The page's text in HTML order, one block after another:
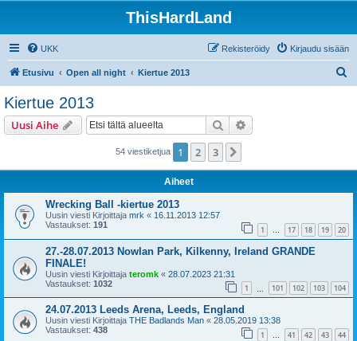
ThisHardLand
UKK Kirjaudu sisään
Rekisteröidy
Etusivu Open all night Kiertue 2013
Kiertue 2013
Uusi Aihe Etsi
54 viestiketjua 1 2 3
Aiheet
Wrecking Ball -kiertue 2013
Uusin viesti Kirjoittaja mrk « 16.11.2013 12:57
Vastaukset: 191 1 … 17 18 19 20
27.-28.07.2013 Nowlan Park, Kilkenny, Ireland GRANDE
FINALE!
Uusin viesti Kirjoittaja teromk « 28.07.2023 21:31
Vastaukset: 1032 1 101 102 103 104
24.07.2013 Leeds Arena, Leeds, England
Uusin viesti Kirjoittaja THE Badlands Man « 28.05.2019 13:38
Vastaukset: 438 1 … 41 42 43 44